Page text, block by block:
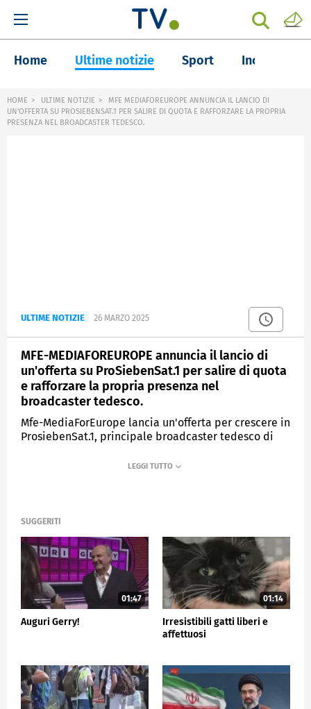
Home Ultime notizie Sport Inchieste
HOME ULTIME NOTIZIE
MFE MEDIAFOREUROPE ANNUNCIA IL LANCIO DI
UN'OFFERTA SU PROSIEBENSAT.1 PER SALIRE DI QUOTA E RAFFORZARE LA PROPRIA
PRESENZA NEL BROADCASTER TEDESCO.
ULTIME NOTIZIE 26 MARZO 2025
MFE-MEDIAFOREUROPE annuncia il lancio di
un'offerta su ProSiebenSat.1 per salire di quota
e rafforzare la propria presenza nel
broadcaster tedesco.
Mfe-MediaForEurope lancia un'offerta per crescere in
ProsiebenSat.1, principale broadcaster tedesco di
iniziato un percorso per poter lavorare in maniera
milioni di persone.
MEDIASET TG5
SUGGERITI
01:47
Auguri Gerry!
01:14
Irresistibili gatti liberi e
affettuosi